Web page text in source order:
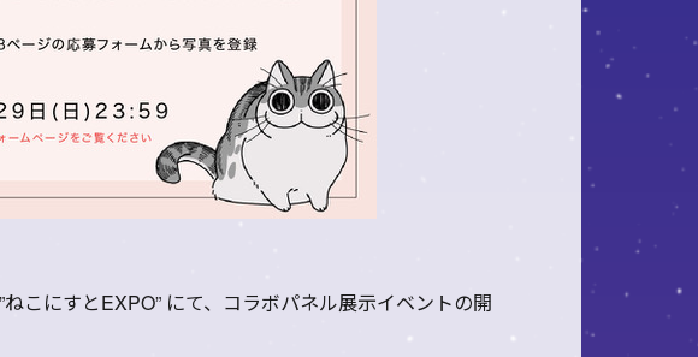
こにすとEXPO” にて、コラボパネル展示イベントの開